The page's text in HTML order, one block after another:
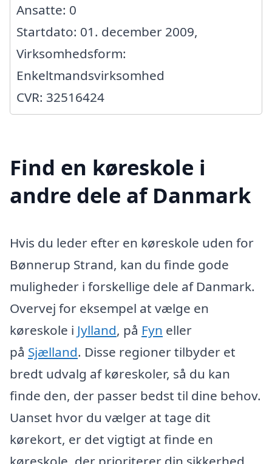
Ansatte: 0
Startdato: 01. december 2009,
Virksomhedsform:
Enkeltmandsvirksomhed
CVR: 32516424
Find en køreskole i
andre dele af Danmark
Hvis du leder efter en køreskole uden for
Bønnerup Strand, kan du finde gode
muligheder i forskellige dele af Danmark.
Overvej for eksempel at vælge en
køreskole i Jylland, på Fyn eller
på Sjælland. Disse regioner tilbyder et
bredt udvalg af køreskoler, så du kan
finde den, der passer bedst til dine behov.
Uanset hvor du vælger at tage dit
kørekort, er det vigtigt at finde en